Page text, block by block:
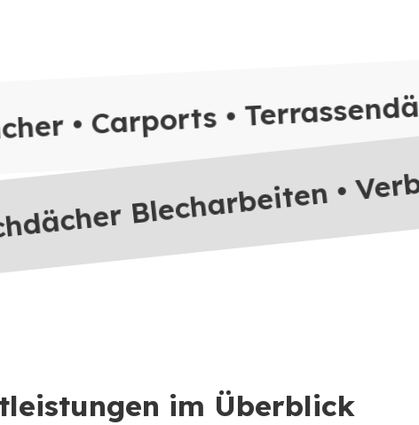
• Carports •
Blecharbeiten •
im Überblick